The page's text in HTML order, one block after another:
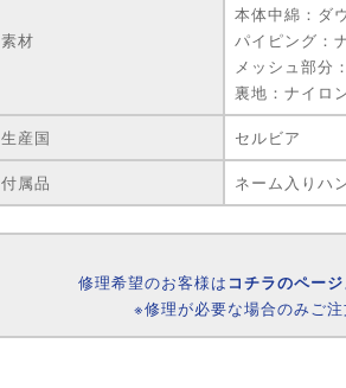
素材
本体中綿：ダ
パイピング：
メッシュ部分
裏地：ナイロ
生産国
セルビア
付属品
ネーム入りハ
修理希望のお客様は コチラのページ
※修理が必要な場合のみご